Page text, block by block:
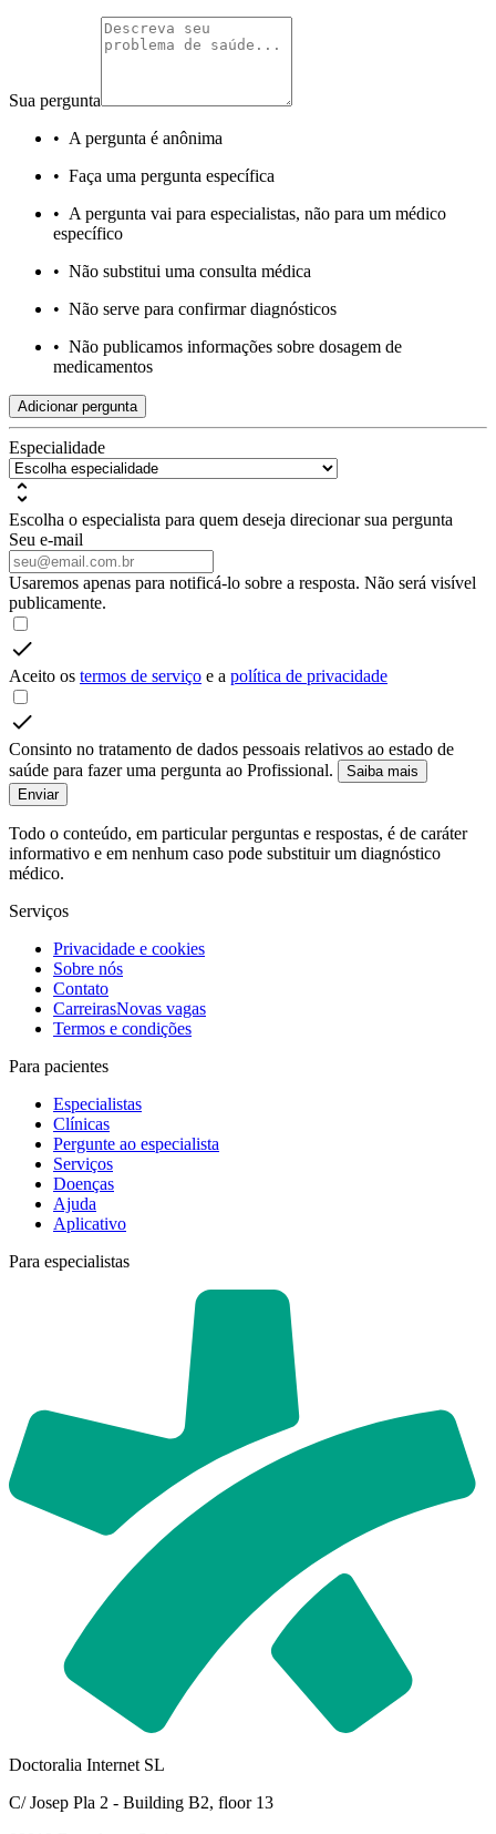
Sua pergunta
• A pergunta é anônima
• Faça uma pergunta específica
• A pergunta vai para especialistas, não para um médico
específico
• Não substitui uma consulta médica
• Não serve para confirmar diagnósticos
• Não publicamos informações sobre dosagem de
medicamentos
Adicionar pergunta
Especialidade
Escolha o especialista para quem deseja direcionar sua pergunta
Seu e-mail
Usaremos apenas para notificá-lo sobre a resposta. Não será visível
publicamente.
Aceito os termos de serviço e a política de privacidade
Consinto no tratamento de dados pessoais relativos ao estado de
saúde para fazer uma pergunta ao Profissional.
Saiba mais
Enviar
Todo o conteúdo, em particular perguntas e respostas, é de caráter
informativo e em nenhum caso pode substituir um diagnóstico
médico.
Serviços
Privacidade e cookies
Sobre nós
Contato
CarreirasNovas vagas
Termos e condições
Para pacientes
Especialistas
Clínicas
Pergunte ao especialista
Serviços
Doenças
Ajuda
Aplicativo
Para especialistas
Doctoralia Internet SL
C/ Josep Pla 2 - Building B2, floor 13